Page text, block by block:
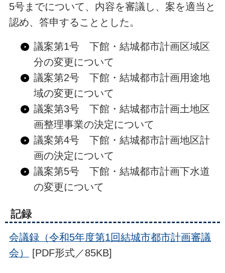
5号までについて、内容を審議し、案を適当と
認め、答申することとした。
議案第1号 下館・結城都市計画区域区
分の変更について
議案第2号 下館・結城都市計画用途地
域の変更について
議案第3号 下館・結城都市計画土地区
画整理事業の決定について
議案第4号 下館・結城都市計画地区計
画の決定について
議案第5号 下館・結城都市計画下水道
の変更について
記録
会議録（令和5年度第1回結城市都市計画審議
会）
[PDF形式／85KB]